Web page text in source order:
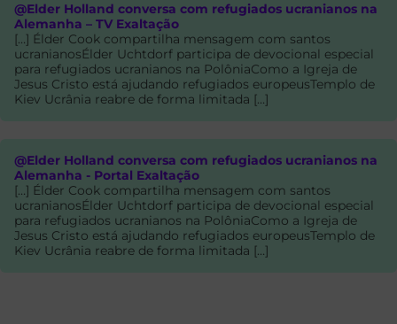
@Elder Holland conversa com refugiados ucranianos na
Alemanha – TV Exaltação
[…] Élder Cook compartilha mensagem com santos
ucranianosÉlder Uchtdorf participa de devocional especial
para refugiados ucranianos na PolôniaComo a Igreja de
Jesus Cristo está ajudando refugiados europeusTemplo de
Kiev Ucrânia reabre de forma limitada […]
@Elder Holland conversa com refugiados ucranianos na
Alemanha - Portal Exaltação
[…] Élder Cook compartilha mensagem com santos
ucranianosÉlder Uchtdorf participa de devocional especial
para refugiados ucranianos na PolôniaComo a Igreja de
Jesus Cristo está ajudando refugiados europeusTemplo de
Kiev Ucrânia reabre de forma limitada […]